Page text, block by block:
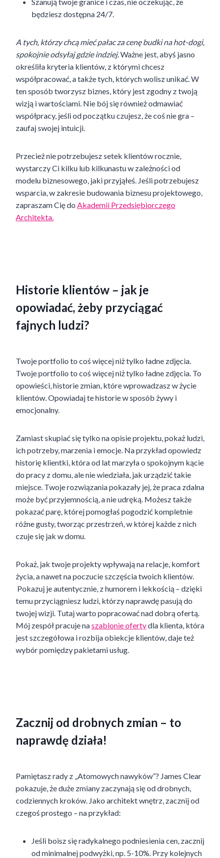
będziesz dostępna 24/7.
A tych, którzy chcą mieć pałac za cenę budki na hot-dogi,
spokojnie odsyłaj gdzie indziej. Ważne jest, abyś jasno
określiła kryteria klientów, z którymi chcesz
współpracować, a także tych, których wolisz unikać. W
ten sposób tworzysz biznes, który jest zgodny z twoją
wizją i wartościami. Nie bój się również odmawiać
współpracy, jeśli od początku czujesz, że coś nie gra –
zaufaj swojej intuicji.
Przecież nie potrzebujesz setek klientów rocznie,
wystarczy Ci kilku lub kilkunastu w zależności od
modelu biznesowego, jaki przyjąłeś. Jeśli potrzebujesz
wsparcia, w zakresie budowania biznesu projektowego,
zapraszam Cię do Akademii Przedsiębiorczego
Architekta.
Historie klientów – jak je
opowiadać, żeby przyciągać
fajnych ludzi?
Twoje portfolio to coś więcej niż tylko ładne zdjęcia.
Twoje portfolio to coś więcej niż tylko ładne zdjęcia. To
opowieści, historie zmian, które wprowadzasz w życie
klientów. Opowiadaj te historie w sposób żywy i
emocjonalny.
Zamiast skupiać się tylko na opisie projektu, pokaż ludzi,
ich potrzeby, marzenia i emocje. Na przykład opowiedz
historię klientki, która od lat marzyła o spokojnym kącie
do pracy z domu, ale nie wiedziała, jak urządzić takie
miejsce. Twoje rozwiązania pokazały jej, że praca zdalna
może być przyjemnością, a nie udręką. Możesz także
pokazać parę, której pomogłaś pogodzić kompletnie
różne gusty, tworząc przestrzeń, w której każde z nich
czuje się jak w domu.
Pokaż, jak twoje projekty wpływają na relacje, komfort
życia, a nawet na poczucie szczęścia twoich klientów.
Pokazuj je autentycznie, z humorem i lekkością – dzięki
temu przyciągniesz ludzi, którzy naprawdę pasują do
twojej wizji. Tutaj warto popracować nad dobrą ofertą.
Mój zespół pracuje naszablonie ofertydla klienta, która
jest szczegółowa i rozbija obiekcje klientów, daje też
wybór pomiędzy pakietami usług.
Zacznij od drobnych zmian – to
naprawdę działa!
Pamiętasz rady z „Atomowych nawyków”? James Clear
pokazuje, że duże zmiany zaczynają się od drobnych,
codziennych kroków. Jako architekt wnętrz, zacznij od
czegoś prostego – na przykład:
Jeśli boisz się radykalnego podniesienia cen, zacznij
od minimalnej podwyżki, np. 5-10%. Przy kolejnych